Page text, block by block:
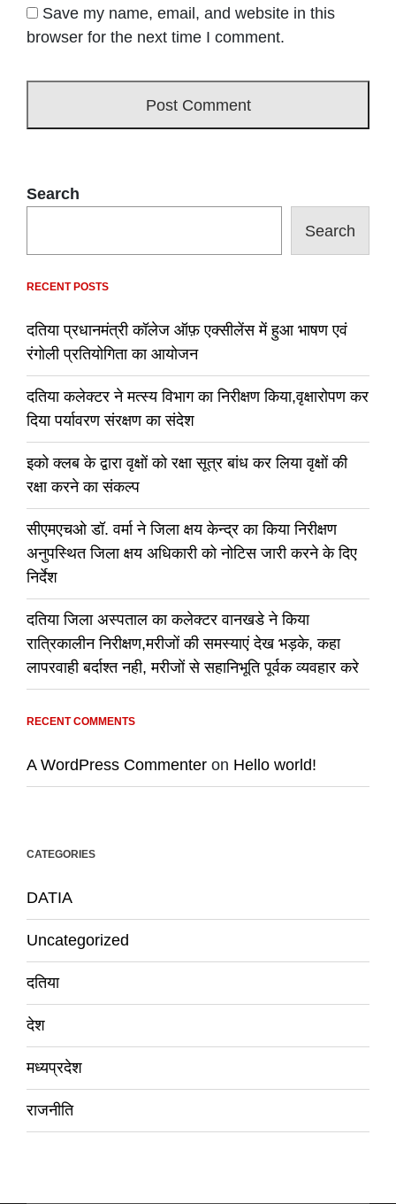
Save my name, email, and website in this
browser for the next time I comment.
Search
Search
RECENT POSTS
दतिया प्रधानमंत्री कॉलेज ऑफ़ एक्सीलेंस में हुआ भाषण एवं
रंगोली प्रतियोगिता का आयोजन
दतिया कलेक्टर ने मत्स्य विभाग का निरीक्षण किया,वृक्षारोपण कर
दिया पर्यावरण संरक्षण का संदेश
इको क्लब के द्वारा वृक्षों को रक्षा सूत्र बांध कर लिया वृक्षों की
रक्षा करने का संकल्प
सीएमएचओ डॉ. वर्मा ने जिला क्षय केन्द्र का किया निरीक्षण
अनुपस्थित जिला क्षय अधिकारी को नोटिस जारी करने के दिए
निर्देश
दतिया जिला अस्पताल का कलेक्टर वानखडे ने किया
रात्रिकालीन निरीक्षण,मरीजों की समस्याएं देख भड़के, कहा
लापरवाही बर्दाश्त नही, मरीजों से सहानिभूति पूर्वक व्यवहार करे
RECENT COMMENTS
A WordPress Commenter on Hello world!
CATEGORIES
DATIA
Uncategorized
दतिया
देश
मध्यप्रदेश
राजनीति